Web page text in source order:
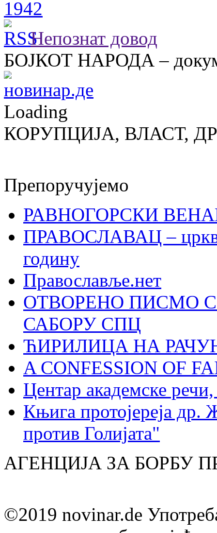
Непознат довод
БОЈКОТ НАРОДА –
Loading
КОРУПЦИЈА, ВЛАСТ,
Препоручујемо
РАВНОГОРСКИ
ПРАВОСЛАВАЦ –
годину
Православље.нет
ОТВОРЕНО ПИСМО
САБОРУ СПЦ
ЋИРИЛИЦА НА
A CONFESSION OF
Центар академске
Књига протојереја др.
против Голијата"
АГЕНЦИЈА ЗА БОРБУ
©2019 novinar.de